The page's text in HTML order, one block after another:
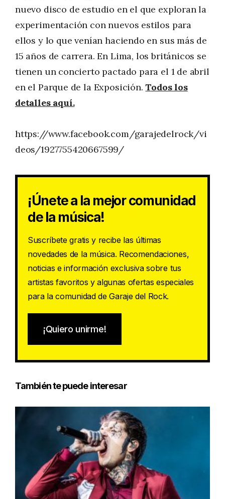
nuevo disco de estudio en el que exploran la
experimentación con nuevos estilos para
ellos y lo que venían haciendo en sus más de
15 años de carrera. En Lima, los británicos se
tienen un concierto pactado para el 1 de abril
en el Parque de la Exposición.Todos los
detalles aquí.
https://www.facebook.com/garajedelrock/vi
deos/1927755420667599/
¡Únete a la mejor comunidad
de la música!
Suscríbete gratis y recibe las últimas
novedades de la música. Recomendaciones,
noticias e información exclusiva sobre tus
artistas favoritos y algunas ofertas especiales
para la comunidad de Garaje del Rock.
¡Quiero unirme!
También te puede interesar